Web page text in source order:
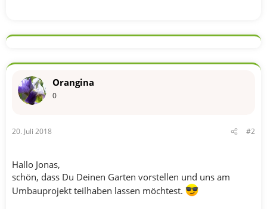
Orangina
0
20. Juli 2018 #2
Hallo Jonas,
schön, dass Du Deinen Garten vorstellen und uns am
Umbauprojekt teilhaben lassen möchtest.